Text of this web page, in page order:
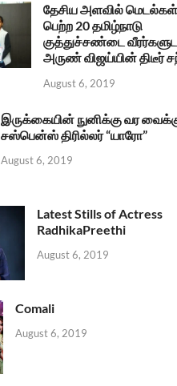
தேசிய அளவில் மெடல்கள்
பெற்ற 20 தமிழ்நாடு
குத்துச்சண்டை
அருண் விஜய்யின் திடீர்
August 6, 2019
இருக்கையின் நுனிக்கு வர
சஸ்பென்ஸ் திரில்லர் “யாரோ”
August 6, 2019
Latest Stills of Actress
RadhikaPreethi
August 6, 2019
Comali
August 6, 2019